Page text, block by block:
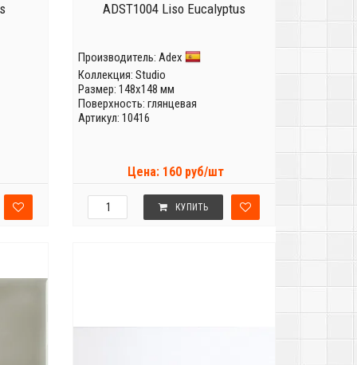
ADST1004 Liso Eucalyptus
Производитель: Adex
Коллекция: Studio
Размер: 148x148 мм
Поверхность: глянцевая
Артикул: 10416
Цена: 160 руб/шт
КУПИТЬ